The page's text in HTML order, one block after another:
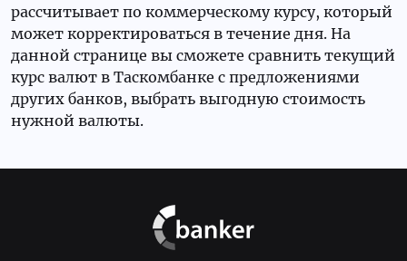
рассчитывает по коммерческому курсу, который
может корректироваться в течение дня. На
данной странице вы сможете сравнить текущий
курс валют в Таскомбанке с предложениями
других банков, выбрать выгодную стоимость
нужной валюты.